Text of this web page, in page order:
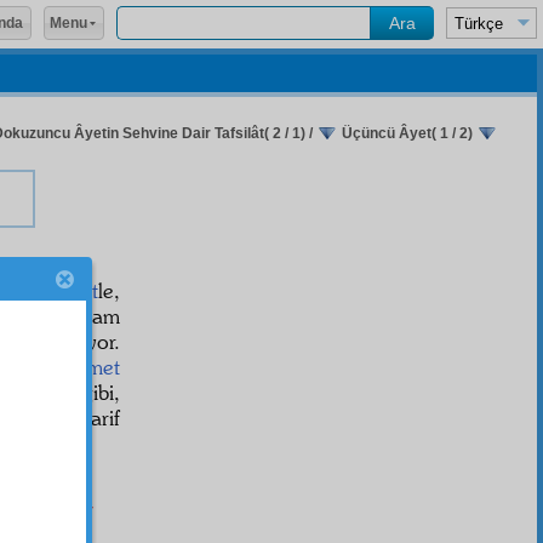
Âyetin Sehvine Dair Tafsilât( 2 / 1) / Üçüncü Âyet( 1 / 2)
cihetle,
tam
alıyor.
zulmet
gibi,
gidenleri tarif
اَلَّذِينَ
Menu